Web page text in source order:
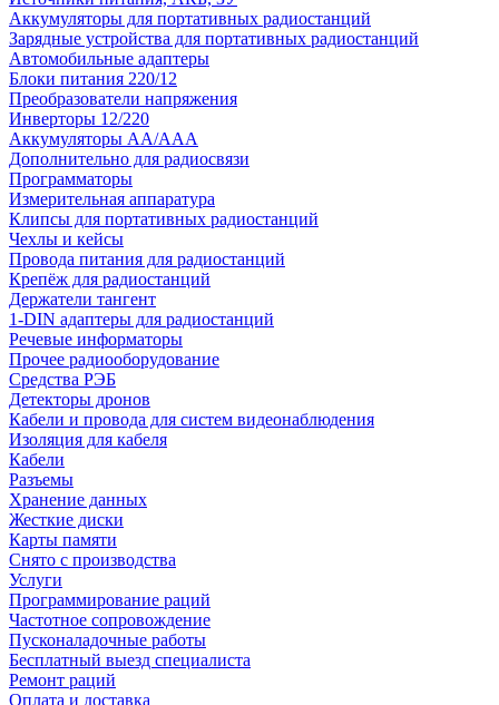
Аккумуляторы для портативных радиостанций
Зарядные устройства для портативных радиостанций
Автомобильные адаптеры
Блоки питания 220/12
Преобразователи напряжения
Инверторы 12/220
Аккумуляторы АА/ААА
Дополнительно для радиосвязи
Программаторы
Измерительная аппаратура
Клипсы для портативных радиостанций
Чехлы и кейсы
Провода питания для радиостанций
Крепёж для радиостанций
Держатели тангент
1-DIN адаптеры для радиостанций
Речевые информаторы
Прочее радиооборудование
Средства РЭБ
Детекторы дронов
Кабели и провода для систем видеонаблюдения
Изоляция для кабеля
Кабели
Разъемы
Хранение данных
Жесткие диски
Карты памяти
Снято с производства
Услуги
Программирование раций
Частотное сопровождение
Пусконаладочные работы
Бесплатный выезд специалиста
Ремонт раций
Оплата и доставка